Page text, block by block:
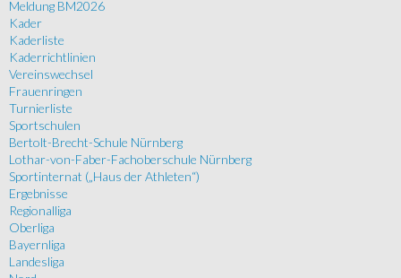
Meldung BM2026
Kader
Kaderliste
Kaderrichtlinien
Vereinswechsel
Frauenringen
Turnierliste
Sportschulen
Bertolt-Brecht-Schule Nürnberg
Lothar-von-Faber-Fachoberschule Nürnberg
Sportinternat („Haus der Athleten“)
Ergebnisse
Regionalliga
Oberliga
Bayernliga
Landesliga